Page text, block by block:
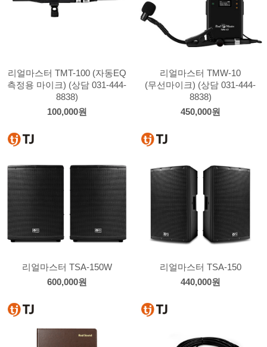
리얼마스터 TMT-100 (자동EQ
측정용 마이크) (상담 031-444-
8838)
100,000원
리얼마스터 TMW-10
(무선마이크) (상담 031-444-
8838)
450,000원
리얼마스터 TSA-150W
600,000원
리얼마스터 TSA-150
440,000원